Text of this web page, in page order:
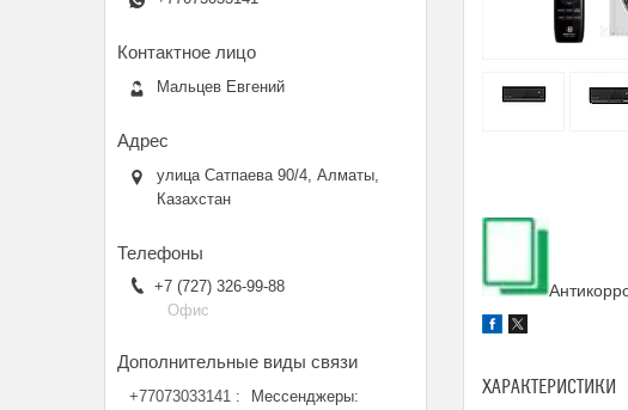
ХАРАКТЕРИСТИКИ
Мальцев Евгений
улица Сатпаева 90/4, Алматы,
Казахстан
+7 (727) 326-99-88
Офис
+77073033141
Мессенджеры: